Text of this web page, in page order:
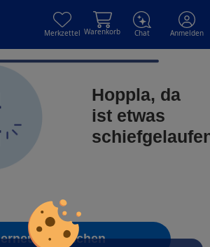
Merkzettel Warenkorb Chat Anmelden
Hoppla, da
ist etwas
erneut versuchen